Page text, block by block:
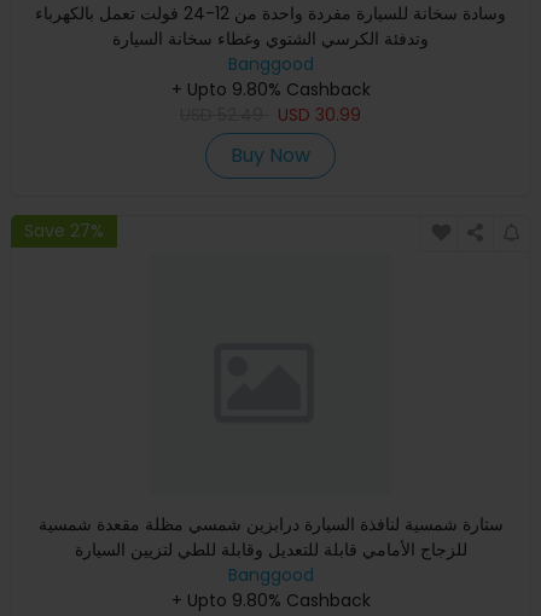
وسادة سخانة للسيارة مفردة واحدة من 12-24 فولت تعمل بالكهرباء
وتدفئة الكرسي الشتوي وغطاء سخانة السيارة
Banggood
+ Upto 9.80% Cashback
USD 30.99
Buy Now
Save 27%
ستارة شمسية لنافذة السيارة درابزين شمسي مظلة مقعدة شمسية
للزجاج الأمامي قابلة للتعديل وقابلة للطي لتزيين السيارة
Banggood
+ Upto 9.80% Cashback